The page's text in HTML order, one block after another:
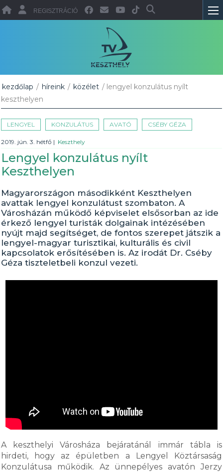
REGISZTRÁCIÓ
kezdőlap / híreink / közélet / lengyel konzulátus nyílt
keszthelyen
LENGYEL KONZULÁTUS AVATÓ CSÉBY GÉZA
2019. jún. 3. hétfő | Keszthely
Lengyel konzulátus nyílt
Keszthelyen
Magyarországon másodikként Keszthelyen
avattak lengyel konzulátust szombaton. A
Városházán működő képviselet elsősorban az ide
érkező lengyel turisták dolgainak intézésében
nyújt majd segítséget, de fontos szerepet játszik a
lengyel-magyar turisztikai, kulturális és civil
kapcsolatok erősítésében is. Az irodát Dr. Cséby
Géza tiszteletbeli konzul vezeti.
A keszthelyi Városháza bejáratánál immár tábla is
hirdeti, hogy az épületben a Lengyel Köztársaság
Konzulátusa működik. Az ünnepélyes avatón Jerzy